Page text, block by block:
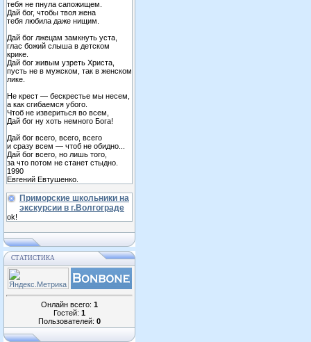
тебя не пнула сапожищем.
Дай бог, чтобы твоя жена
тебя любила даже нищим.
Дай бог лжецам замкнуть уста,
глас божий слыша в детском
крике.
Дай бог живым узреть Христа,
пусть не в мужском, так в женском
лике.
Не крест — бескрестье мы несем,
а как сгибаемся убого.
Чтоб не извериться во всем,
Дай бог ну хоть немного Бога!
Дай бог всего, всего, всего
и сразу всем — чтоб не обидно...
Дай бог всего, но лишь того,
за что потом не станет стыдно.
1990
Евгений Евтушенко.
Приморские школьники на
экскурсии в г.Волгограде
ok!
СТАТИСТИКА
Онлайн всего: 1
Гостей: 1
Пользователей: 0